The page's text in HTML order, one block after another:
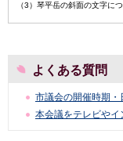
（3）琴平岳の斜面の文字に
よくある質問
市議会の開催時期・
本会議をテレビや